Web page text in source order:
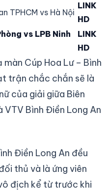
TPHCM vs Hà Nội
LINK
HD
vs LPB Ninh
LINK
HD
Cúp Hoa Lư – Bình
trận chắc chắn sẽ là
của giải giữa Biên
VTV Bình Điền Long An
Điền Long An đều
thủ và là ứng viên
địch kể từ trước khi